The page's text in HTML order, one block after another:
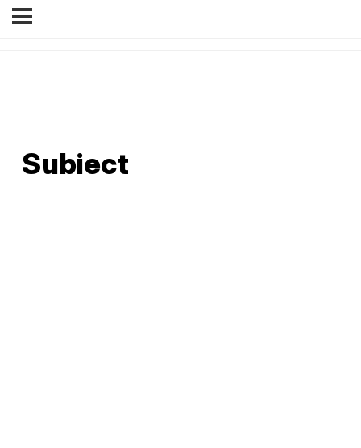
Subiect